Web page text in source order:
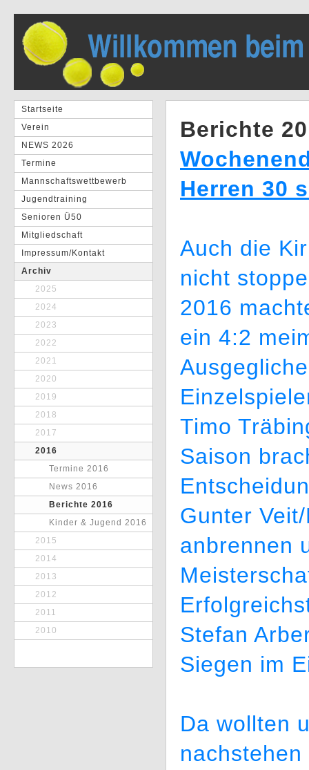
Startseite
Verein
NEWS 2026
Termine
Mannschaftswettbewerb
Jugendtraining
Senioren Ü50
Mitgliedschaft
Impressum/Kontakt
Archiv
2025
2024
2023
2022
2021
2020
2019
2018
2017
2016
Termine 2016
News 2016
Berichte 2016
Kinder & Jugend 2016
2015
2014
2013
2012
2011
2010
Berichte
Herren 30
Auch die
nicht
2016
ein 4:2
Timo
Saison
Gunter
anbrennen
Stefan
Siegen im
Da wollten